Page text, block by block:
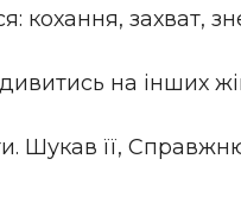
кохання, захват,
дивитись на інших
Шукав її,